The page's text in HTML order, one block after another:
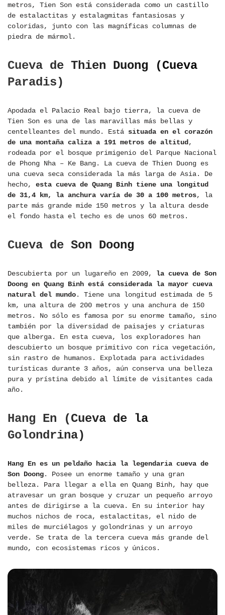
metros, Tien Son está considerada como un castillo
de estalactitas y estalagmitas fantasiosas y
coloridas, junto con las magníficas columnas de
piedra de mármol.
Cueva de Thien Duong (Cueva
Paradis)
Apodada el Palacio Real bajo tierra, la cueva de
Tien Son es una de las maravillas más bellas y
centelleantes del mundo. Está situada en el corazón
de una montaña caliza a 191 metros de altitud,
rodeada por el bosque primigenio del Parque Nacional
de Phong Nha – Ke Bang. La cueva de Thien Duong es
una cueva seca considerada la más larga de Asia. De
hecho, esta cueva de Quang Binh tiene una longitud
de 31,4 km, la anchura varía de 30 a 100 metros, la
parte más grande mide 150 metros y la altura desde
el fondo hasta el techo es de unos 60 metros.
Cueva de Son Doong
Descubierta por un lugareño en 2009, la cueva de Son
Doong en Quang Binh está considerada la mayor cueva
natural del mundo. Tiene una longitud estimada de 5
km, una altura de 200 metros y una anchura de 150
metros. No sólo es famosa por su enorme tamaño, sino
también por la diversidad de paisajes y criaturas
que alberga. En esta cueva, los exploradores han
descubierto un bosque primitivo con rica vegetación,
sin rastro de humanos. Explotada para actividades
turísticas durante 3 años, aún conserva una belleza
pura y prístina debido al límite de visitantes cada
año.
Hang En (Cueva de la
Golondrina)
Hang En es un peldaño hacia la legendaria cueva de
Son Doong. Posee un enorme tamaño y una gran
belleza. Para llegar a ella en Quang Binh, hay que
atravesar un gran bosque y cruzar un pequeño arroyo
antes de dirigirse a la cueva. En su interior hay
muchos nichos de roca, estalactitas, el nido de
miles de murciélagos y golondrinas y un arroyo
verde. Se trata de la tercera cueva más grande del
mundo, con ecosistemas ricos y únicos.